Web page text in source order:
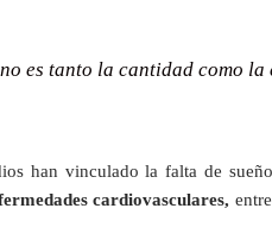
es tanto la cantidad como
han vinculado la falta de
cardiovasculares,